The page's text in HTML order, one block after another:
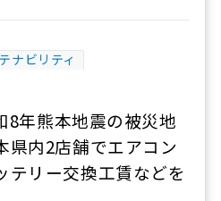
ナビリティ
8年熊本地震の被災地
県内2店舗でエアコン
テリー交換工賃などを